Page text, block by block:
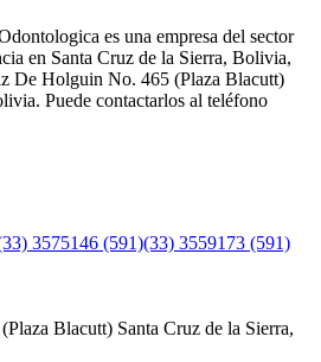
es una empresa del sector
en Santa Cruz de la Sierra, Bolivia,
De Holguin No. 465 (Plaza Blacutt)
Puede contactarlos al teléfono
3575146 (591)(33) 3559173 (591)
Blacutt) Santa Cruz de la Sierra,